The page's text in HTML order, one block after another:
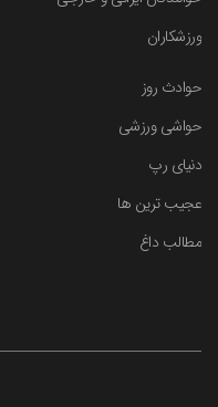
ورزشکاران
حوادث روز
حواشی ورزشی
دنیای رپ
عجیب ترین ها
مطالب داغ